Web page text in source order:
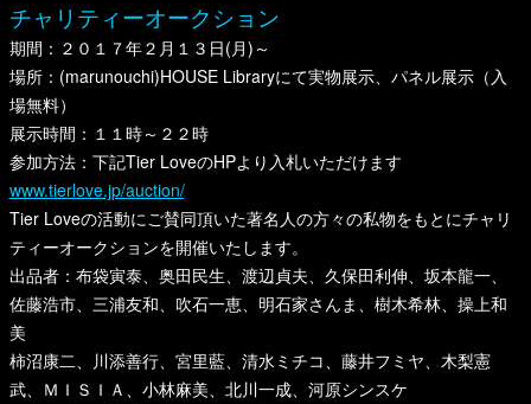
チャリティーオークション
期間：２０１７年２月１３日(月)～
場所：(marunouchi)HOUSE Libraryにて実物展示、パネル展示（入
場無料）
展示時間：１１時～２２時
参加方法：下記Tier LoveのHPより入札いただけます
www.tierlove.jp/auction/
Tier Loveの活動にご賛同頂いた著名人の方々の私物をもとにチャリ
ティーオークションを開催いたします。
出品者：布袋寅泰、奥田民生、渡辺貞夫、久保田利伸、坂本龍一、
佐藤浩市、三浦友和、吹石一恵、明石家さんま、樹木希林、操上和
美
柿沼康二、川添善行、宮里藍、清水ミチコ、藤井フミヤ、木梨憲
武、ＭＩＳＩＡ、小林麻美、北川一成、河原シンスケ